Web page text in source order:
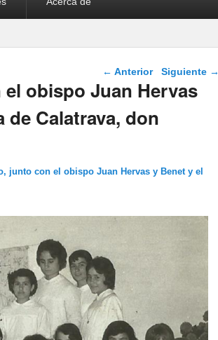
Navegador de
imágenes
← Anterior Siguiente →
obispo Juan Hervas
de Calatrava, don
junto con el obispo Juan Hervas y Benet y el